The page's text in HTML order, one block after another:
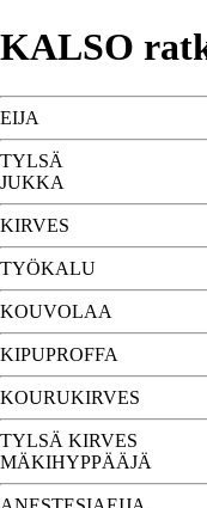
KALSO
EIJA
TYLSÄ
JUKKA
KIRVES
TYÖKALU
KOUVOLAA
KIPUPROFFA
KOURUKIRVES
TYLSÄ KIRVES
MÄKIHYPPÄÄJÄ